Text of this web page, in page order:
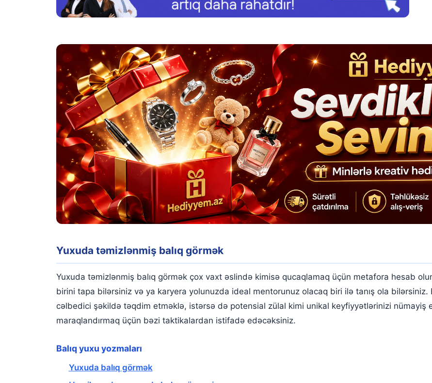
Yuxuda təmizlənmiş balıq görmək
Yuxuda təmizlənmiş balıq görmək çox vaxt əslində kimisə qucaqlamaq üçün metafora hesab
birini tapa bilərsiniz və ya karyera yolunuzda ideal mentorunuz olacaq biri ilə tanış ola
cəlbedici şəkildə təqdim etməklə, istərsə də potensial zülal kimi unikal keyfiyyətlərinizi nümayiş
maraqlandırmaq üçün bəzi taktikalardan istifadə edəcəksiniz.
Balıq yuxu yozmaları
Yuxuda balıq görmək